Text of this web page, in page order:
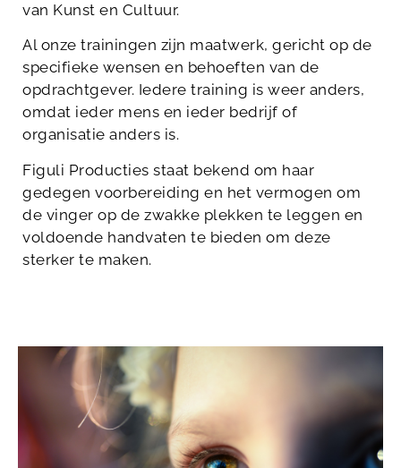
van Kunst en Cultuur.
Al onze trainingen zijn maatwerk, gericht op de
specifieke wensen en behoeften van de
opdrachtgever. Iedere training is weer anders,
omdat ieder mens en ieder bedrijf of
organisatie anders is.
Figuli Producties staat bekend om haar
gedegen voorbereiding en het vermogen om
de vinger op de zwakke plekken te leggen en
voldoende handvaten te bieden om deze
sterker te maken.